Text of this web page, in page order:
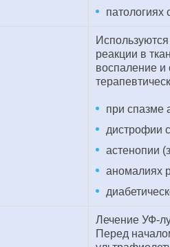
патологиях
реакции в
воспаление
при спазме
дистрофии
астенопии
аномалиях
Лечение УФ-
Перед